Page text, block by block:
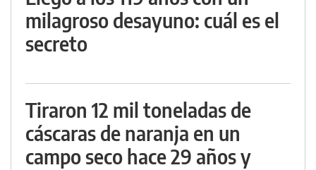
milagroso desayuno: cuál es el
secreto
Tiraron 12 mil toneladas de
cáscaras de naranja en un
campo seco hace 29 años y